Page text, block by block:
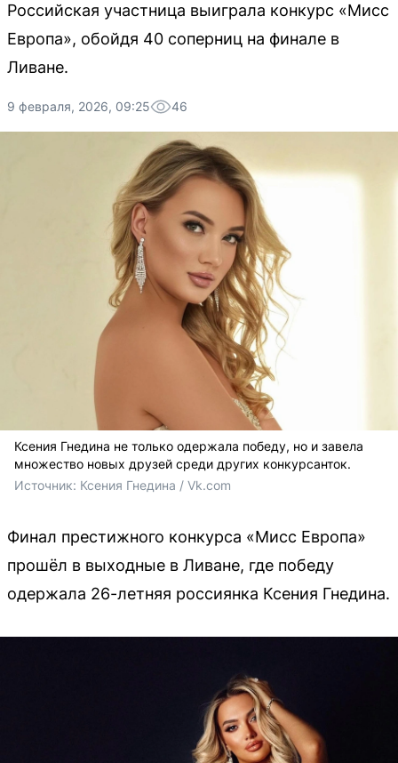
Российская участница выиграла конкурс «Мисс
Европа», обойдя 40 соперниц на финале в
Ливане.
9 февраля, 2026, 09:25 46
Ксения Гнедина не только одержала победу, но и завела
множество новых друзей среди других конкурсанток.
Источник: Ксения Гнедина / Vk.com
Финал престижного конкурса «Мисс Европа»
прошёл в выходные в Ливане, где победу
одержала 26-летняя россиянка Ксения Гнедина.